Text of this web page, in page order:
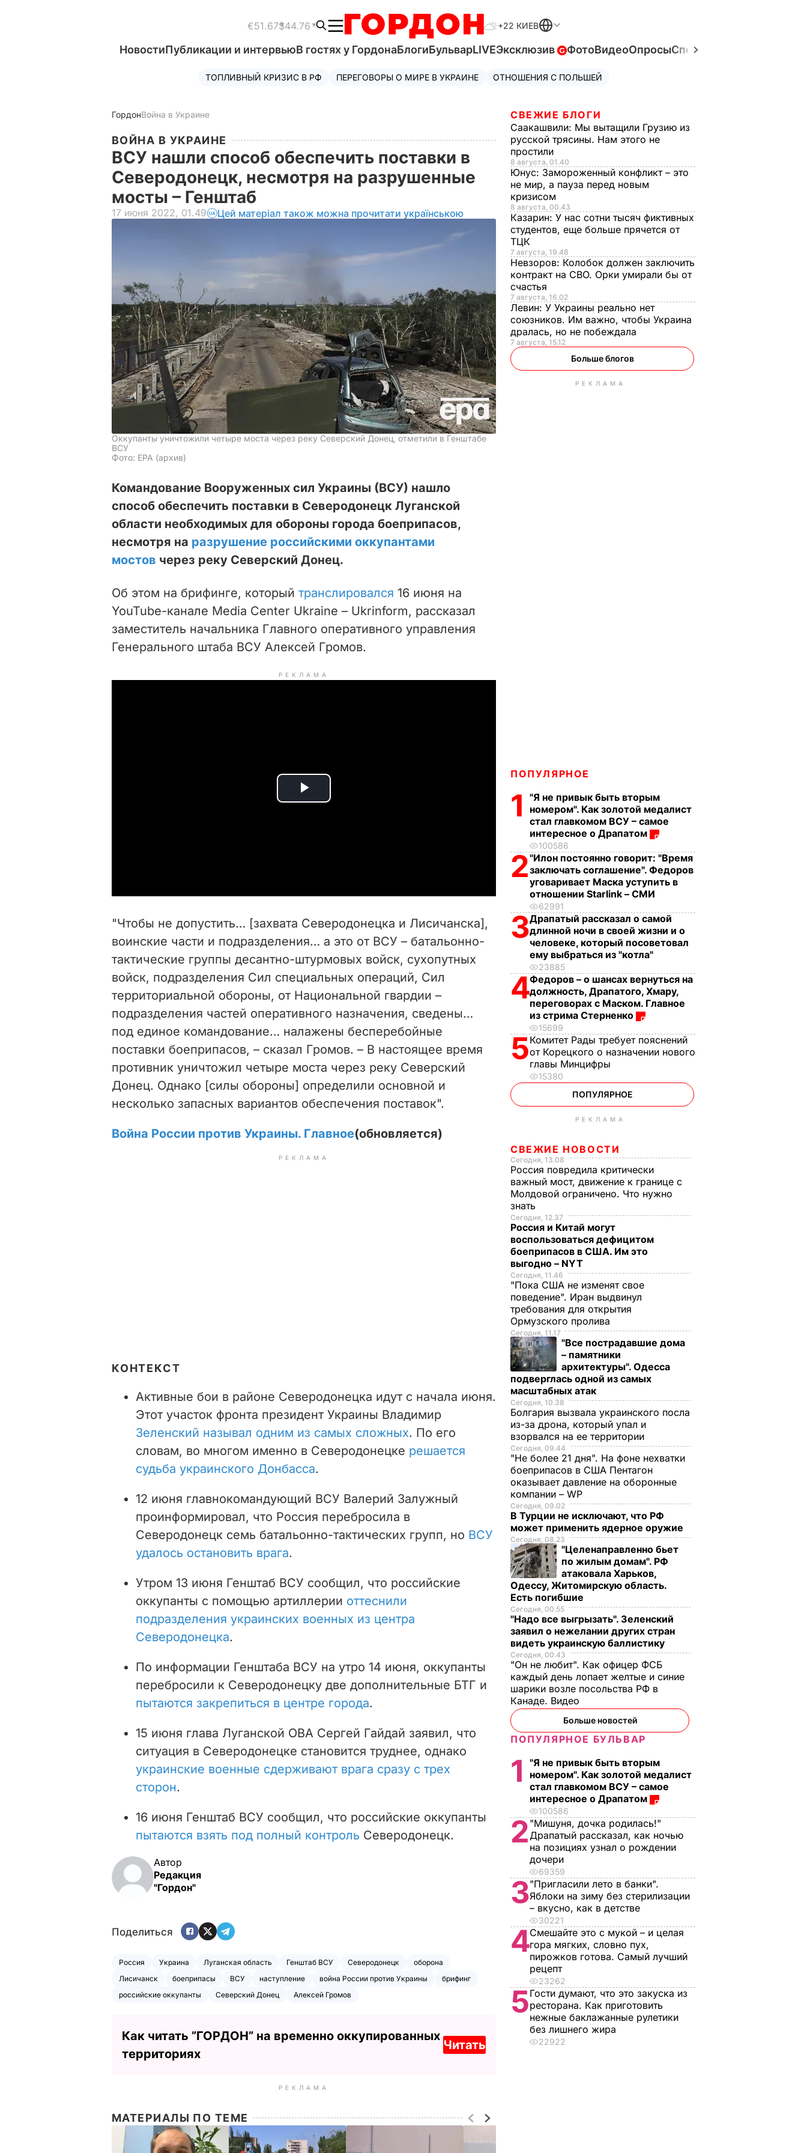
€51.67$44.76 +22 КИЕВ
НовостиПубликации и интервьюВ гостях у ГордонаБлогиБульварLIVEЭксклюзив ФотоВидеоОпросыСпецпроекты
ТОПЛИВНЫЙ КРИЗИС В РФ ПЕРЕГОВОРЫ О МИРЕ В УКРАИНЕ ОТНОШЕНИЯ С ПОЛЬШЕЙ
ГордонВойна в Украине
ВОЙНА В УКРАИНЕ
ВСУ нашли способ обеспечить поставки в
Северодонецк, несмотря на разрушенные
мосты – Генштаб
17 июня 2022, 01.49 Цей матеріал також можна прочитати українською
Оккупанты уничтожили четыре моста через реку Северский Донец, отметили в Генштабе
ВСУ
Фото: EPA (архив)
Командование Вооруженных сил Украины (ВСУ) нашло
способ обеспечить поставки в Северодонецк Луганской
области необходимых для обороны города боеприпасов,
несмотря на разрушение российскими оккупантами
мостов через реку Северский Донец.
Об этом на брифинге, который транслировался 16 июня на
YouTube-канале Media Center Ukraine – Ukrinform, рассказал
заместитель начальника Главного оперативного управления
Генерального штаба ВСУ Алексей Громов.
РЕКЛАМА
P
i
d
e
o
"Чтобы не допустить… [захвата Северодонецка и Лисичанска],
воинские части и подразделения… а это от ВСУ – батальонно-
тактические группы десантно-штурмовых войск, сухопутных
войск, подразделения Сил специальных операций, Сил
территориальной обороны, от Национальной гвардии –
подразделения частей оперативного назначения, сведены…
под единое командование… налажены бесперебойные
поставки боеприпасов, – сказал Громов. – В настоящее время
противник уничтожил четыре моста через реку Северский
Донец. Однако [силы обороны] определили основной и
несколько запасных вариантов обеспечения поставок".
Война России против Украины. Главное(обновляется)
РЕКЛАМА
КОНТЕКСТ
Активные бои в районе Северодонецка идут с начала июня.
Этот участок фронта президент Украины Владимир
Зеленский называл одним из самых сложных. По его
словам, во многом именно в Северодонецке решается
судьба украинского Донбасса.
12 июня главнокомандующий ВСУ Валерий Залужный
проинформировал, что Россия перебросила в
Северодонецк семь батальонно-тактических групп, но ВСУ
удалось остановить врага.
Утром 13 июня Генштаб ВСУ сообщил, что российские
оккупанты с помощью артиллерии оттеснили
подразделения украинских военных из центра
Северодонецка.
По информации Генштаба ВСУ на утро 14 июня, оккупанты
перебросили к Северодонецку две дополнительные БТГ и
пытаются закрепиться в центре города.
15 июня глава Луганской ОВА Сергей Гайдай заявил, что
ситуация в Северодонецке становится труднее, однако
украинские военные сдерживают врага сразу с трех
сторон.
16 июня Генштаб ВСУ сообщил, что российские оккупанты
пытаются взять под полный контроль Северодонецк.
Автор
Редакция
"Гордон"
Поделиться
Россия Украина Луганская область Генштаб ВСУ Северодонецк
оборона
Лисичанск
боеприпасы ВСУ наступление война России против Украины
брифинг
российские оккупанты
Северский Донец Алексей Громов
Как читать ”ГОРДОН” на временно оккупированных
территориях
Читать
РЕКЛАМА
МАТЕРИАЛЫ ПО ТЕМЕ
СВЕЖИЕ БЛОГИ
Саакашвили: Мы вытащили Грузию из
русской трясины. Нам этого не
простили
8 августа, 01.40
Юнус: Замороженный конфликт – это
не мир, а пауза перед новым
кризисом
8 августа, 00.43
Казарин: У нас сотни тысяч фиктивных
студентов, еще больше прячется от
ТЦК
7 августа, 19.48
Невзоров: Колобок должен заключить
контракт на СВО. Орки умирали бы от
счастья
7 августа, 16.02
Левин: У Украины реально нет
союзников. Им важно, чтобы Украина
дралась, но не побеждала
7 августа, 15.12
Больше блогов
РЕКЛАМА
ПОПУЛЯРНОЕ
1
"Я не привык быть вторым
номером". Как золотой медалист
стал главкомом ВСУ – самое
интересное о Драпатом
100586
2"Илон постоянно говорит: "Время
заключать соглашение". Федоров
уговаривает Маска уступить в
отношении Starlink – СМИ
62991
3Драпатый рассказал о самой
длинной ночи в своей жизни и о
человеке, который посоветовал
ему выбраться из "котла"
23885
4Федоров – о шансах вернуться на
должность, Драпатого, Хмару,
переговорах с Маском. Главное
из стрима Стерненко
15699
5Комитет Рады требует пояснений
от Корецкого о назначении нового
главы Минцифры
15380
ПОПУЛЯРНОЕ
РЕКЛАМА
СВЕЖИЕ НОВОСТИ
Сегодня, 13.08
Россия повредила критически
важный мост, движение к границе с
Молдовой ограничено. Что нужно
знать
Сегодня, 12.37
Россия и Китай могут
воспользоваться дефицитом
боеприпасов в США. Им это
выгодно – NYT
Сегодня, 11.46
"Пока США не изменят свое
поведение". Иран выдвинул
требования для открытия
Ормузского пролива
Сегодня, 11.17
"Все пострадавшие дома
– памятники
архитектуры". Одесса
подверглась одной из самых
масштабных атак
Сегодня, 10.38
Болгария вызвала украинского посла
из-за дрона, который упал и
взорвался на ее территории
Сегодня, 09.44
"Не более 21 дня". На фоне нехватки
боеприпасов в США Пентагон
оказывает давление на оборонные
компании – WP
Сегодня, 09.02
В Турции не исключают, что РФ
может применить ядерное оружие
Сегодня, 08.23
"Целенаправленно бьет
по жилым домам". РФ
атаковала Харьков,
Одессу, Житомирскую область.
Есть погибшие
Сегодня, 00.55
"Надо все выгрызать". Зеленский
заявил о нежелании других стран
видеть украинскую баллистику
Сегодня, 00.43
"Он не любит". Как офицер ФСБ
каждый день лопает желтые и синие
шарики возле посольства РФ в
Канаде. Видео
Больше новостей
ПОПУЛЯРНОЕ БУЛЬВАР
1
"Я не привык быть вторым
номером". Как золотой медалист
стал главкомом ВСУ – самое
интересное о Драпатом
100586
2 "Мишуня, дочка родилась!"
Драпатый рассказал, как ночью
на позициях узнал о рождении
дочери
69359
3"Пригласили лето в банки".
Яблоки на зиму без стерилизации
– вкусно, как в детстве
30221
4Смешайте это с мукой – и целая
гора мягких, словно пух,
пирожков готова. Самый лучший
рецепт
23262
5Гости думают, что это закуска из
ресторана. Как приготовить
нежные баклажанные рулетики
без лишнего жира
22922